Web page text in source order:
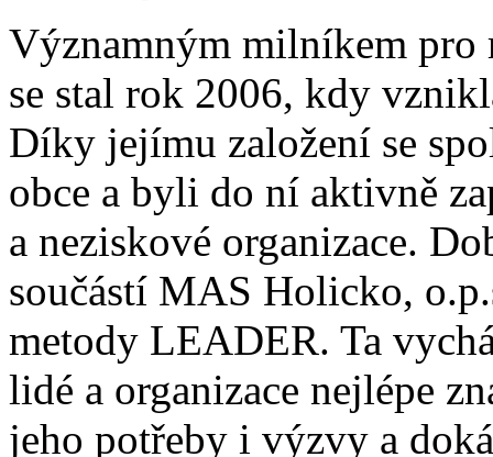
Významným milníkem pro
se stal rok 2006, kdy
Díky jejímu založení se
obce a byli do ní aktivně
a neziskové organizace.
součástí MAS Holicko,
metody LEADER. Ta
lidé a organizace nejlépe
jeho potřeby i výzvy a